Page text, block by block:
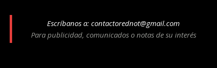
Escríbanos a: contactorednot@gmail.com
Para publicidad, comunicados o notas de su interés